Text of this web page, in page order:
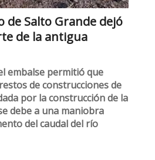
de Salto Grande dejó
de la antigua
embalse permitió que
de construcciones de
por la construcción de la
debe a una maniobra
del caudal del río